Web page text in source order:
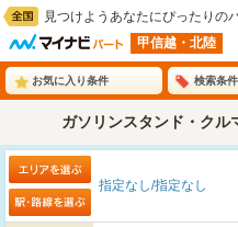
見つけようあなたにぴったりの
甲信越・北陸
お気に入り条件 検索条
ガソリンスタンド・クル
指定なし/指定なし